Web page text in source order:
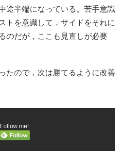
途半端になっている。苦手意識
トを意識して，サイドをそれに
のだが，ここも見直しが必要
たので，次は勝てるように改善
Follow me!